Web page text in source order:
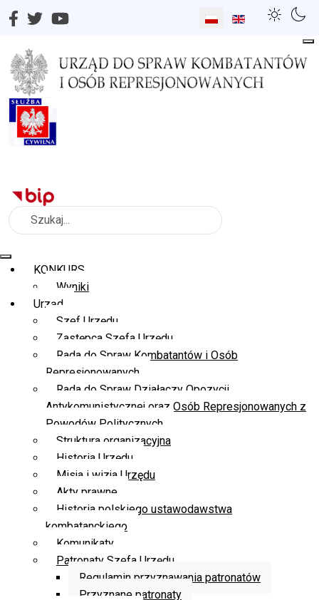
Wybierz swój język
Szukaj
KONKURS
Wyniki
Urząd
Szef Urzędu
Zastępca Szefa Urzędu
Rada do Spraw Kombatantów i Osób
Represjonowanych
Rada do Spraw Działaczy Opozycji
Antykomunistycznej oraz Osób Represjonowanych z
Powodów Politycznych
Struktura organizacyjna
Historia Urzędu
Misja i wizja Urzędu
Akty prawne
Historia polskiego ustawodawstwa
kombatanckiego
Komunikaty
Patronaty Szefa Urzędu
Regulamin przyznawania patronatów
Przyznane patronaty